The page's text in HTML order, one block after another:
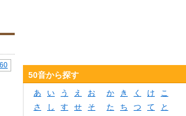
50音から探す
あ い う え お か き く け
こ
さ
し す せ そ た ち つ て
と